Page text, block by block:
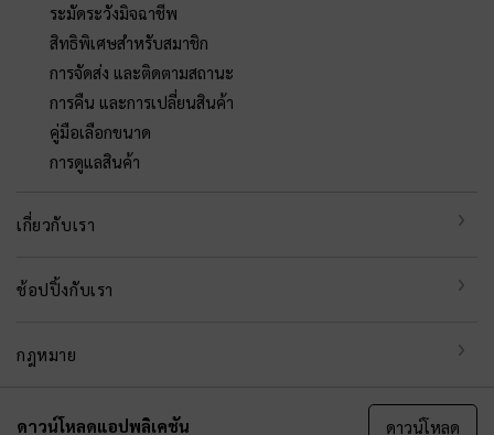
ระมัดระวังมิจฉาชีพ
สิทธิพิเศษสำหรับสมาชิก
การจัดส่ง และติดตามสถานะ
การคืน และการเปลี่ยนสินค้า
คู่มือเลือกขนาด
การดูแลสินค้า
เกี่ยวกับเรา
ช้อปปิ้งกับเรา
กฎหมาย
ดาวน์โหลดแอปพลิเคชัน ดาวน์โหลด